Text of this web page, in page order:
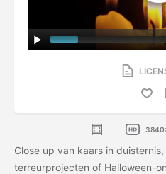
Close up van kaars in
terreurprojecten of Halloween-